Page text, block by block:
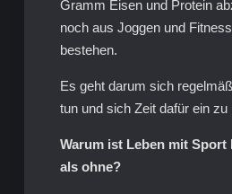
Gramm Eisen und Protein
noch aus Joggen und
bestehen.
Es geht darum sich
tun und sich Zeit dafür ein zu
Warum ist Leben mit Sport
als ohne?